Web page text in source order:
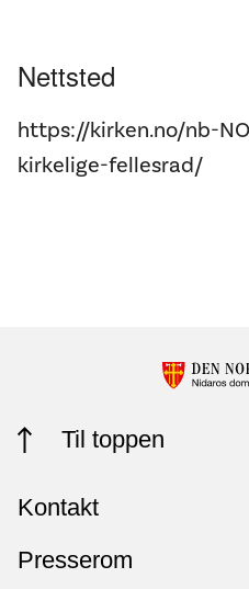
Nettsted
https://kirken.no/nb-
kirkelige-fellesrad/
Kontakt
Presserom
Til toppen